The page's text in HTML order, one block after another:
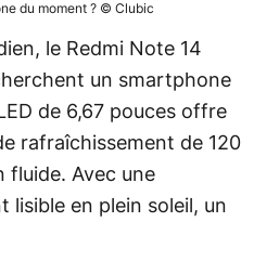
du moment ? © Clubic
le Redmi Note 14
un smartphone
de 6,67 pouces offre
rafraîchissement de 120
fluide. Avec une
lisible en plein soleil, un